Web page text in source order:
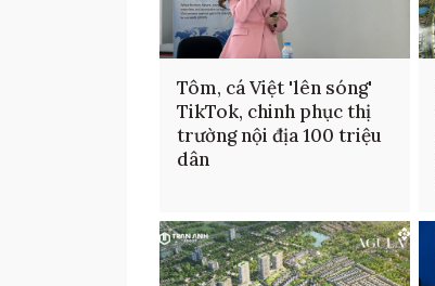
Tôm, cá Việt 'lên sóng'
TikTok, chinh phục thị
trường nội địa 100 triệu
dân